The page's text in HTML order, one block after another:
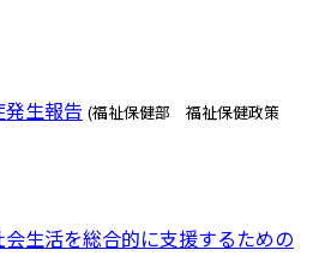
生報告 (福祉保健部 福祉保健政策
生活を総合的に支援するための